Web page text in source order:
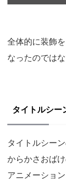
全体的に装飾
なったのでは
タイトルシー
タイトルシー
からかさおば
アニメーショ